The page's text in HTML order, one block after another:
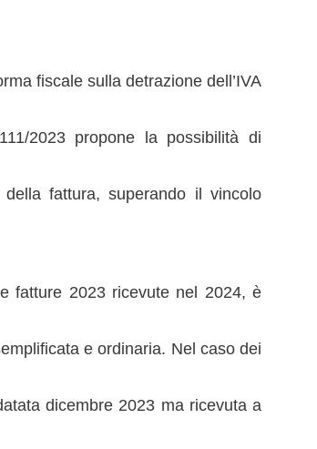
fiscale sulla detrazione dell’IVA
2023 propone la possibilità di
fattura, superando il vincolo
fatture 2023 ricevute nel 2024, è
e ordinaria. Nel caso dei
dicembre 2023 ma ricevuta a